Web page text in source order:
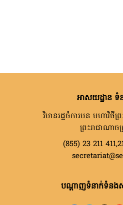
អាសយដ្ឋាន ទំ
វិមានរដ្ឋចំការមន មហាវិថីព្
ព្រះរាជាណាច
(855) 23 211
បណ្តាញទំនាក់ទំនងស